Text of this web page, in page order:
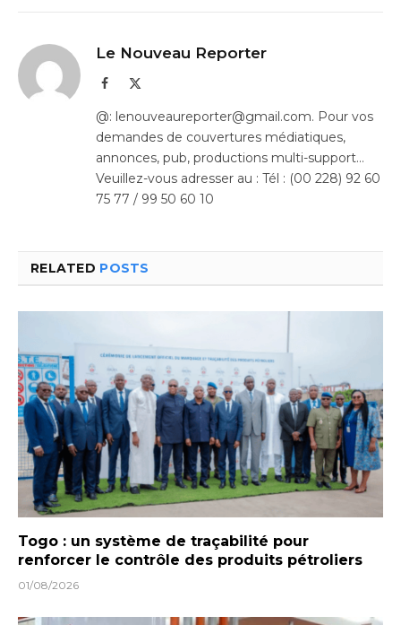
Le Nouveau Reporter
Facebook
@: lenouveaureporter@gmail.com. Pour vos
demandes de couvertures médiatiques,
annonces, pub, productions multi-support…
Veuillez-vous adresser au : Tél : (00 228) 92 60
75 77 / 99 50 60 10
RELATED POSTS
Togo : un système de traçabilité pour
renforcer le contrôle des produits pétroliers
01/08/2026